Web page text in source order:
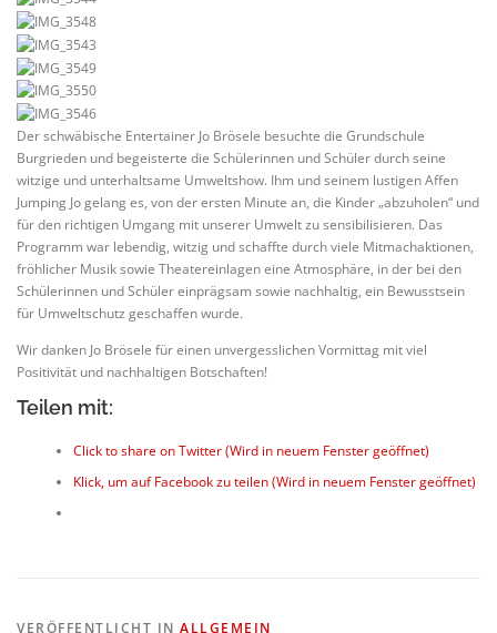
Der schwäbische Entertainer Jo Brösele besuchte die Grundschule
Burgrieden und begeisterte die Schülerinnen und Schüler durch seine
witzige und unterhaltsame Umweltshow. Ihm und seinem lustigen Affen
Jumping Jo gelang es, von der ersten Minute an, die Kinder „abzuholen“ und
für den richtigen Umgang mit unserer Umwelt zu sensibilisieren. Das
Programm war lebendig, witzig und schaffte durch viele Mitmachaktionen,
fröhlicher Musik sowie Theatereinlagen eine Atmosphäre, in der bei den
Schülerinnen und Schüler einprägsam sowie nachhaltig, ein Bewusstsein
für Umweltschutz geschaffen wurde.
Wir danken Jo Brösele für einen unvergesslichen Vormittag mit viel
Positivität und nachhaltigen Botschaften!
Teilen mit:
Click to share on Twitter (Wird in neuem Fenster geöffnet)
Klick, um auf Facebook zu teilen (Wird in neuem Fenster geöffnet)
VERÖFFENTLICHT IN ALLGEMEIN